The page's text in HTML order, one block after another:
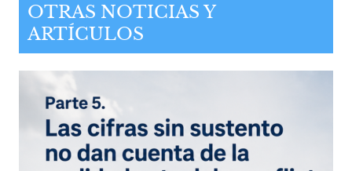
OTRAS NOTICIAS Y
ARTÍCULOS